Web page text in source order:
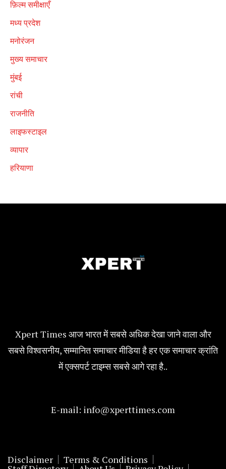
फ़िल्म समीक्षाएँ
मध्य प्रदेश
मनोरंजन
मुख्य समाचार
मुंबई
रांची
राजनीति
लाइफस्टाइल
व्यापार
हरियाणा
Xpert Times आज भारत में सबसे अधिक देखा जाने वाला और
सबसे विश्वसनीय, सम्मानित समाचार मीडिया है हर एक समाचार क्रांति
में एक्सपर्ट टाइम्स सबसे आगे रहा है..
E-mail: info@xperttimes.com
Disclaimer Terms & Conditions